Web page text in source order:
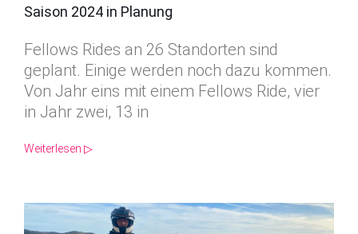
Saison 2024 in Planung
Fellows Rides an 26 Standorten sind
geplant. Einige werden noch dazu kommen.
Von Jahr eins mit einem Fellows Ride, vier
in Jahr zwei, 13 in
Weiterlesen ▷